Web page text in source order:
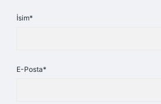
İsim*
E-Posta*